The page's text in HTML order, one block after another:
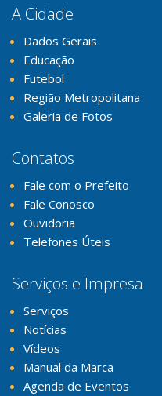
A Cidade
Dados Gerais
Educação
Futebol
Região Metropolitana
Galeria de Fotos
Contatos
Fale com o Prefeito
Fale Conosco
Ouvidoria
Telefones Úteis
Serviços e Impresa
Serviços
Notícias
Vídeos
Manual da Marca
Agenda de Eventos